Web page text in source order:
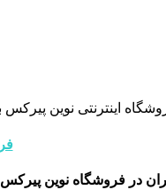
اینترنتی نوین پیرکس
در فروشگاه نوین پیرکس